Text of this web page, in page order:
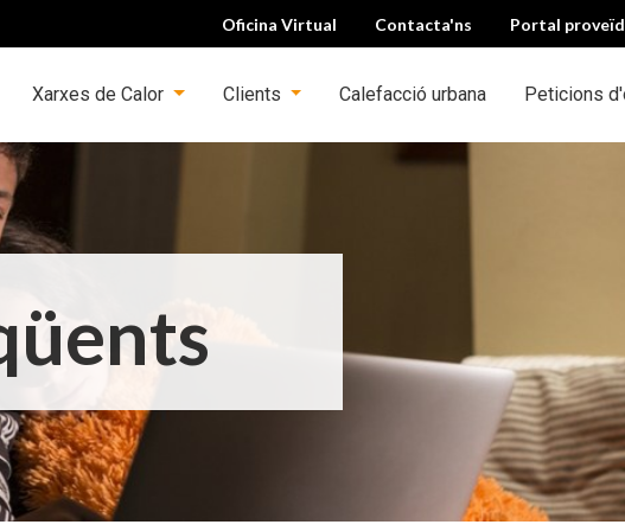
Oficina Virtual Contacta'ns Portal
Xarxes de Calor Clients Calefacció urbana Peticions